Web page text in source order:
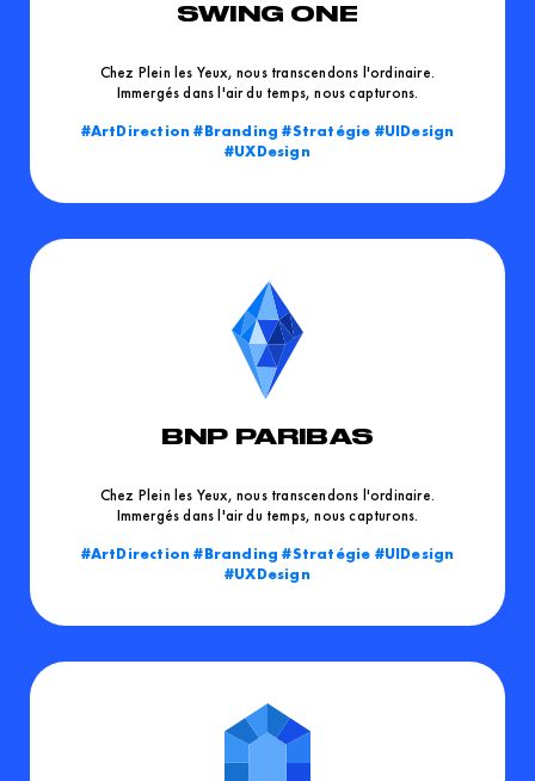
SWING ONE
Chez Plein les Yeux, nous transcendons l'ordinaire.
Immergés dans l'air du temps, nous capturons.
ArtDirection
Branding Stratégie
UIDesign
UXDesign
BNP PARIBAS
Chez Plein les Yeux, nous transcendons l'ordinaire.
Immergés dans l'air du temps, nous capturons.
ArtDirection
Branding Stratégie
UIDesign
UXDesign